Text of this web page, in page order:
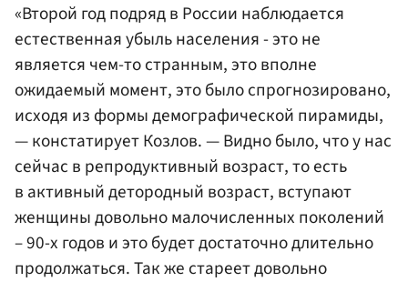
«Второй год подряд в России наблюдается
естественная убыль населения - это не
является чем-то странным, это вполне
ожидаемый момент, это было спрогнозировано,
исходя из формы демографической пирамиды,
— констатирует Козлов. — Видно было, что у нас
сейчас в репродуктивный возраст, то есть
в активный детородный возраст, вступают
женщины довольно малочисленных поколений
– 90-х годов и это будет достаточно длительно
продолжаться. Так же стареет довольно